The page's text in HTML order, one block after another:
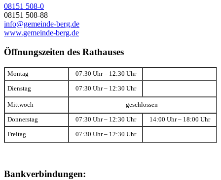
08151 508-0
08151 508-88
info@gemeinde-berg.de
www.gemeinde-berg.de
Öffnungszeiten des Rathauses
Montag 07:30 Uhr – 12:30 Uhr
Dienstag 07:30 Uhr – 12:30 Uhr
Mittwoch geschlossen
Donnerstag 07:30 Uhr – 12:30 Uhr 14:00 Uhr – 18:00 Uhr
Freitag 07:30 Uhr – 12:30 Uhr
Bankverbindungen: